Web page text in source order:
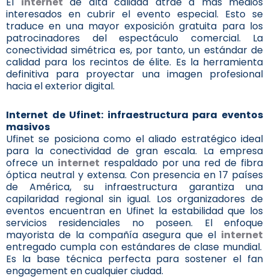
interesados en cubrir el evento especial. Esto se
traduce en una mayor exposición gratuita para los
patrocinadores del espectáculo comercial. La
conectividad simétrica es, por tanto, un estándar de
calidad para los recintos de élite. Es la herramienta
definitiva para proyectar una imagen profesional
hacia el exterior digital.
Internet de Ufinet: infraestructura para eventos
masivos
Ufinet se posiciona como el aliado estratégico ideal
para la conectividad de gran escala. La empresa
ofrece un internet respaldado por una red de fibra
óptica neutral y extensa. Con presencia en 17 países
de América, su infraestructura garantiza una
capilaridad regional sin igual. Los organizadores de
eventos encuentran en Ufinet la estabilidad que los
servicios residenciales no poseen. El enfoque
mayorista de la compañía asegura que el internet
entregado cumpla con estándares de clase mundial.
Es la base técnica perfecta para sostener el fan
engagement en cualquier ciudad.